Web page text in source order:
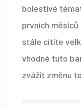
bolestivé
prvních
stále cítíte
vhodné tuto
zvážit změnu